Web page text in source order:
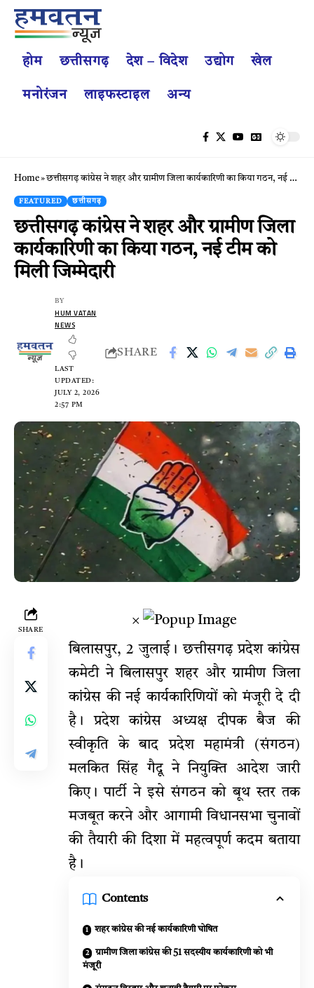
होम छत्तीसगढ़ देश – विदेश उद्योग खेल
मनोरंजन लाइफस्टाइल अन्य
Home»छत्तीसगढ़ कांग्रेस ने शहर और ग्रामीण जिला कार्यकारिणी का किया गठन, नई टीम को मिली जिम्मेदारी
FEATURED छत्तीसगढ़
छत्तीसगढ़ कांग्रेस ने शहर और ग्रामीण जिला
कार्यकारिणी का किया गठन, नई टीम को
मिली जिम्मेदारी
LAST
UPDATED:
JULY 2, 2026
2:57 PM
BY
HUM VATAN
NEWS
SHARE
SHARE
×
बिलासपुर, 2 जुलाई। छत्तीसगढ़ प्रदेश कांग्रेस
कमेटी ने बिलासपुर शहर और ग्रामीण जिला
कांग्रेस की नई कार्यकारिणियों को मंजूरी दे दी
है। प्रदेश कांग्रेस अध्यक्ष दीपक बैज की
स्वीकृति के बाद प्रदेश महामंत्री (संगठन)
मलकित सिंह गैदू ने नियुक्ति आदेश जारी
किए। पार्टी ने इसे संगठन को बूथ स्तर तक
मजबूत करने और आगामी विधानसभा चुनावों
की तैयारी की दिशा में महत्वपूर्ण कदम बताया
है।
Contents
शहर कांग्रेस की नई कार्यकारिणी घोषित
ग्रामीण जिला कांग्रेस की 51 सदस्यीय कार्यकारिणी को भी
मंजूरी